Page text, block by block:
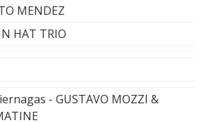
MENDEZ
HAT TRIO
- GUSTAVO MOZZI &